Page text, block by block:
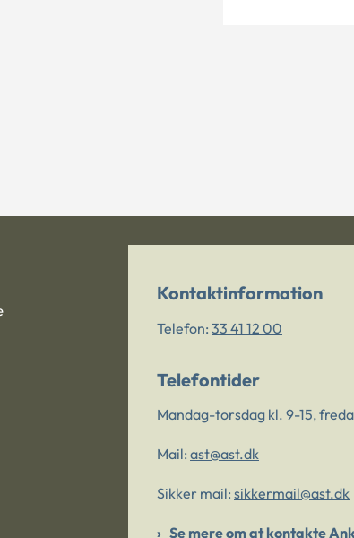
Kontaktinformation
Telefon: 33 41 12 00
Telefontider
Mandag-torsdag kl. 9-15,
Mail: ast@ast.dk
Sikker mail: sikkermail@ast.dk
Se mere om at kontakte